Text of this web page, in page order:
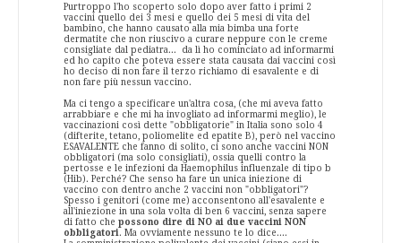
Purtroppo l'ho scoperto solo dopo aver fatto i primi 2
vaccini quello dei 3 mesi e quello dei 5 mesi di vita del
bambino, che hanno causato alla mia bimba una forte
dermatite che non riuscivo a curare neppure con le creme
consigliate dal pediatra... da lì ho cominciato ad informarmi
ed ho capito che poteva essere stata causata dai vaccini così
ho deciso di non fare il terzo richiamo di esavalente e di
non fare più nessun vaccino.
Ma ci tengo a specificare un'altra cosa, (che mi aveva fatto
arrabbiare e che mi ha invogliato ad informarmi meglio), le
vaccinazioni così dette "obbligatorie" in Italia sono solo 4
(difterite, tetano, poliomelite ed epatite B), però nel vaccino
ESAVALENTE che fanno di solito, ci sono anche vaccini NON
obbligatori (ma solo consigliati), ossia quelli contro la
pertosse e le infezioni da Haemophilus influenzale di tipo b
(Hib). Perché? Che senso ha fare un unica iniezione di
vaccino con dentro anche 2 vaccini non "obbligatori"?
Spesso i genitori (come me) acconsentono all'esavalente e
all'iniezione in una sola volta di ben 6 vaccini, senza sapere
di fatto che possono dire di NO ai due vaccini NON
obbligatori. Ma ovviamente nessuno te lo dice....